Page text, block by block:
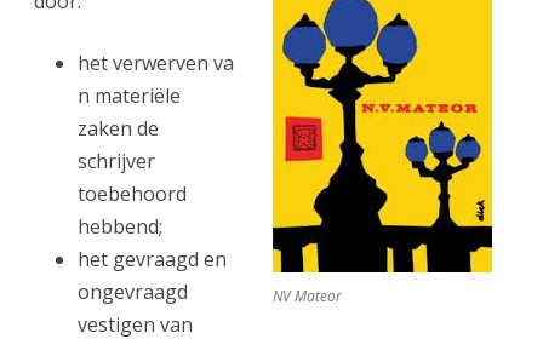
NV Mateor
het verwerven va
n materiële
zaken de
schrijver
toebehoord
hebbend;
het gevraagd en
ongevraagd
vestigen van